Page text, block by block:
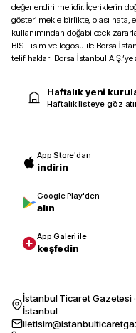
değerlendirilmelidir. İçeriklerin
gösterilmekle birlikte, olası hata,
kullanımından doğabilecek
BIST isim ve logosu ile Borsa
telif hakları Borsa İstanbul A.Ş.’ye
Haftalık yeni
Haftalık listeye göz
App Store'dan
indirin
Google Play'den
alın
App Galeri ile
keşfedin
İstanbul Ticaret Gazetesi
İstanbul